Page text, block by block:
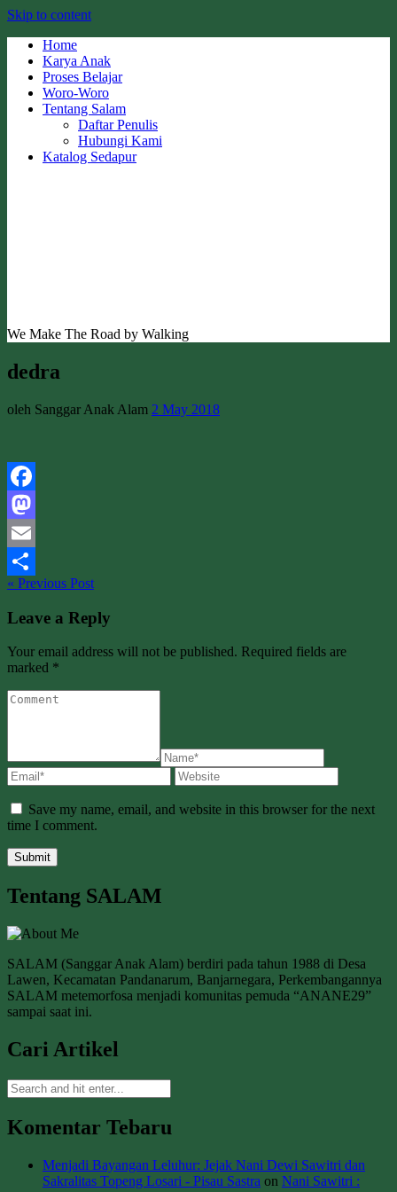
Skip to content
Home
Karya Anak
Proses Belajar
Woro-Woro
Tentang Salam
Daftar Penulis
Hubungi Kami
Katalog Sedapur
We Make The Road by Walking
dedra
oleh Sanggar Anak Alam 2 May 2018
Facebook
Mastodon
Email
Share
« Previous Post
Leave a Reply
Your email address will not be published. Required fields are
marked *
Save my name, email, and website in this browser for the next
time I comment.
Tentang SALAM
SALAM (Sanggar Anak Alam) berdiri pada tahun 1988 di Desa
Lawen, Kecamatan Pandanarum, Banjarnegara, Perkembangannya
SALAM metemorfosa menjadi komunitas pemuda “ANANE29”
sampai saat ini.
Cari Artikel
Komentar Tebaru
Menjadi Bayangan Leluhur: Jejak Nani Dewi Sawitri dan
Sakralitas Topeng Losari - Pisau Sastra on Nani Sawitri :